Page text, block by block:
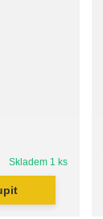
Skladem 1 ks